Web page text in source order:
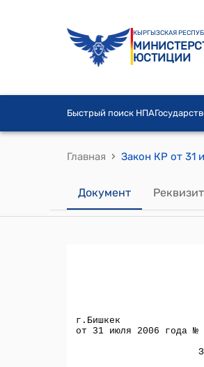
КЫРГЫЗСКАЯ
ЮСТИЦИИ
Быстрый поиск НПА
Главная ›
Документ